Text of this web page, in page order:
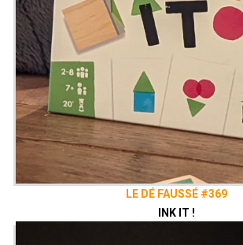
LE DÉ FAUSSÉ #369
INK IT !